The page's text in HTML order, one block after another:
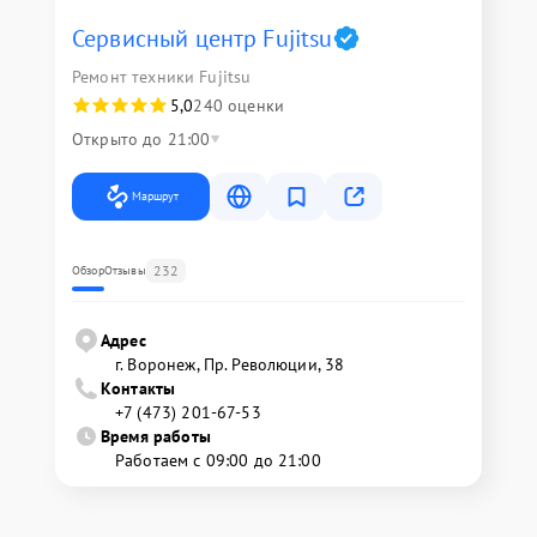
Сервисный центр Fujitsu
Ремонт техники Fujitsu
5,0240 оценки
Открыто до 21:00
Маршрут
ОбзорОтзывы 232
Адрес
г. Воронеж, Пр. Революции, 38
Контакты
+7 (473) 201-67-53
Время работы
Работаем с 09:00 до 21:00